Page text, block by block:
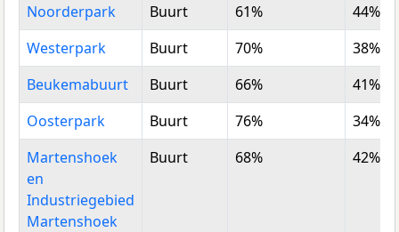
Noorderpark Buurt 61%
44%
Westerpark
Buurt 70%
38%
Beukemabuurt
Buurt 66%
41%
Oosterpark
Buurt 76%
34%
Martenshoek
en
Industriegebied
Martenshoek
Buurt 68% 42%